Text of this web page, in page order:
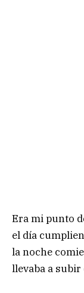
Era mi punto
el día
la noche
llevaba a subir